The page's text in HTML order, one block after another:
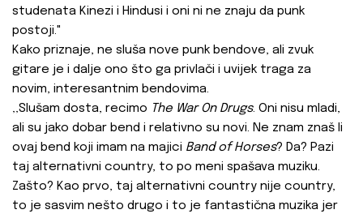
studenata Kinezi i Hindusi i oni ni ne znaju da punk
postoji."
Kako priznaje, ne sluša nove punk bendove, ali zvuk
gitare je i dalje ono što ga privlači i uvijek traga za
novim, interesantnim bendovima.
‚‚Slušam dosta, recimo The War On Drugs. Oni nisu mladi,
ali su jako dobar bend i relativno su novi. Ne znam znaš li
ovaj bend koji imam na majici Band of Horses? Da? Pazi
taj alternativni country, to po meni spašava muziku.
Zašto? Kao prvo, taj alternativni country nije country,
to je sasvim nešto drugo i to je fantastična muzika jer